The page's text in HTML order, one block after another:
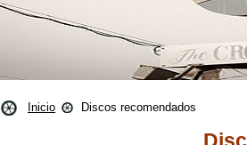
Inicio Discos recomendados